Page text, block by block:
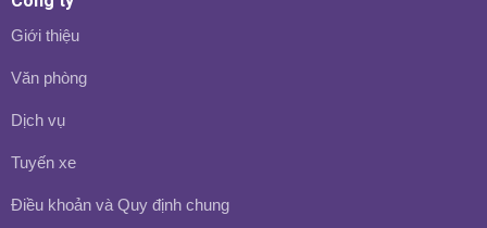
Giới thiệu
Văn phòng
Dịch vụ
Tuyến xe
Điều khoản và Quy định chung